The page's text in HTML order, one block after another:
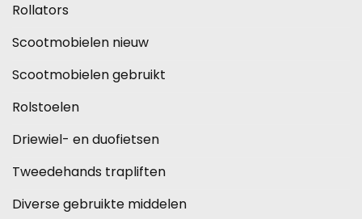
Rollators
Scootmobielen nieuw
Scootmobielen gebruikt
Rolstoelen
Driewiel- en duofietsen
Tweedehands trapliften
Diverse gebruikte middelen